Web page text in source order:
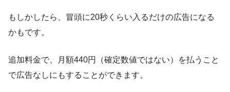
もしかしたら、冒頭に20秒くらい入るだけの広告になる
かもです。
追加料金で、月額440円（確定数値ではない）を払うこと
で広告なしにもすることができます。